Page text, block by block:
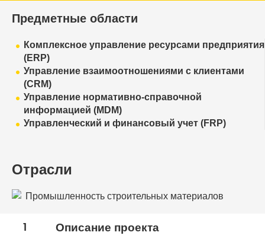
Предметные области
Комплексное управление ресурсами предприятия
(ERP)
Управление взаимоотношениями с клиентами
(CRM)
Управление нормативно-справочной
информацией (MDM)
Управленческий и финансовый учет (FRP)
Отрасли
Промышленность строительных материалов
1 Описание проекта